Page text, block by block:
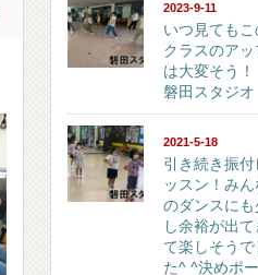
2023-9-11
いつ見てもこ
クラスのアッ
は大変そう！
磐田スタジオ
2021-5-18
引き続き振付
ッスン！みん
のダンスにも
し余裕が出て
て楽しそうで
た^ ^決めポー